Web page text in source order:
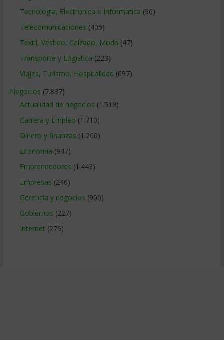
Tecnologia, Electronica e Informatica (96)
Telecomunicaciones (405)
Textil, Vestido, Calzado, Moda (47)
Transporte y Logistica (223)
Viajes, Turismo, Hospitalidad (697)
Negocios (7.837)
Actualidad de negocios (1.519)
Carrera y Empleo (1.710)
Dinero y finanzas (1.260)
Economía (947)
Emprendedores (1.443)
Empresas (246)
Gerencia y negocios (900)
Gobiernos (227)
Internet (276)